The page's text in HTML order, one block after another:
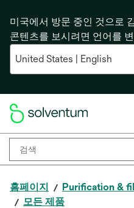
미국에서 방문 중인 것으로
콘텐츠를 보시려면 언어를
홈페이지 Purification &
모든 제품